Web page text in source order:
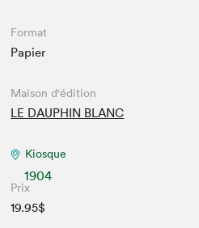
Format
Papier
Maison d'édition
LE DAUPHIN BLANC
Kiosque
1904
Prix
19.95$